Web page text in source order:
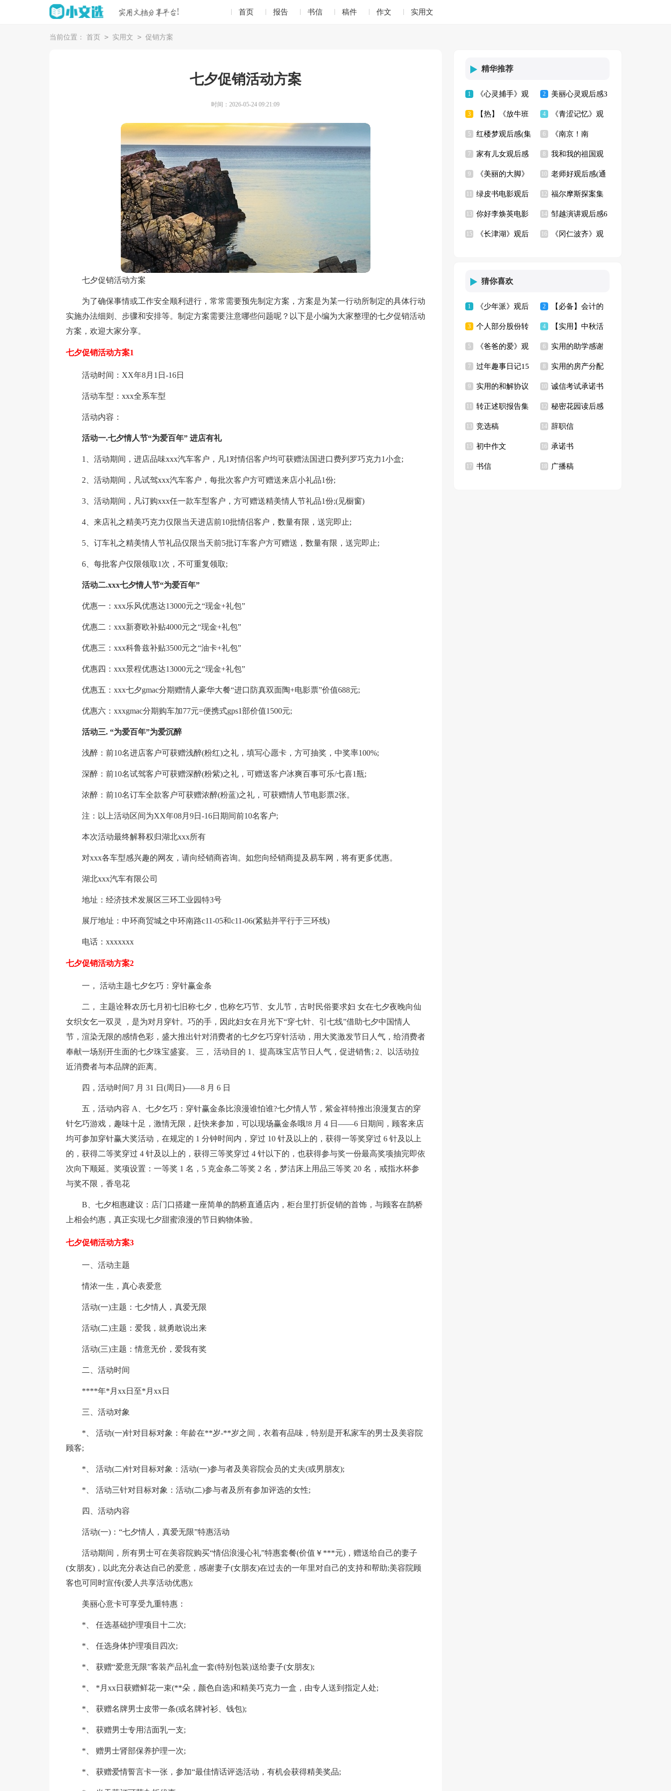
首页 报告 书信 稿件 作文 实用文
当前位置： 首页 > 实用文 > 促销方案
七夕促销活动方案
时间：2026-05-24 09:21:09
七夕促销活动方案
为了确保事情或工作安全顺利进行，常常需要预先制定方案，方案是为某一行动所制定的具体行动
实施办法细则、步骤和安排等。制定方案需要注意哪些问题呢？以下是小编为大家整理的七夕促销活动
方案，欢迎大家分享。
七夕促销活动方案1
活动时间：XX年8月1日-16日
活动车型：xxx全系车型
活动内容：
活动一.七夕情人节“为爱百年” 进店有礼
1、活动期间，进店品味xxx汽车客户，凡1对情侣客户均可获赠法国进口费列罗巧克力1小盒;
2、活动期间，凡试驾xxx汽车客户，每批次客户方可赠送来店小礼品1份;
3、活动期间，凡订购xxx任一款车型客户，方可赠送精美情人节礼品1份;(见橱窗)
4、来店礼之精美巧克力仅限当天进店前10批情侣客户，数量有限，送完即止;
5、订车礼之精美情人节礼品仅限当天前5批订车客户方可赠送，数量有限，送完即止;
6、每批客户仅限领取1次，不可重复领取;
活动二.xxx七夕情人节“为爱百年”
优惠一：xxx乐风优惠达13000元之“现金+礼包”
优惠二：xxx新赛欧补贴4000元之“现金+礼包”
优惠三：xxx科鲁兹补贴3500元之“油卡+礼包”
优惠四：xxx景程优惠达13000元之“现金+礼包”
优惠五：xxx七夕gmac分期赠情人豪华大餐“进口防真双面陶+电影票”价值688元;
优惠六：xxxgmac分期购车加77元=便携式gps1部价值1500元;
活动三. “为爱百年”为爱沉醉
浅醉：前10名进店客户可获赠浅醉(粉红)之礼，填写心愿卡，方可抽奖，中奖率100%;
深醉：前10名试驾客户可获赠深醉(粉紫)之礼，可赠送客户冰爽百事可乐/七喜1瓶;
浓醉：前10名订车全款客户可获赠浓醉(粉蓝)之礼，可获赠情人节电影票2张。
注：以上活动区间为XX年08月9日-16日期间前10名客户;
本次活动最终解释权归湖北xxx所有
对xxx各车型感兴趣的网友，请向经销商咨询。如您向经销商提及易车网，将有更多优惠。
湖北xxx汽车有限公司
地址：经济技术发展区三环工业园特3号
展厅地址：中环商贸城之中环南路c11-05和c11-06(紧贴并平行于三环线)
电话：xxxxxxx
七夕促销活动方案2
一， 活动主题七夕乞巧：穿针赢金条
二， 主题诠释农历七月初七旧称七夕，也称乞巧节、女儿节，古时民俗要求妇 女在七夕夜晚向仙
女织女乞一双灵 ，是为对月穿针。巧的手，因此妇女在月光下“穿七针、引七线”借助七夕中国情人
节，渲染无限的感情色彩，盛大推出针对消费者的七夕乞巧穿针活动，用大奖激发节日人气，给消费者
奉献一场别开生面的七夕珠宝盛宴。 三， 活动目的 1、提高珠宝店节日人气，促进销售; 2、以活动拉
近消费者与本品牌的距离。
四，活动时间7 月 31 日(周日)——8 月 6 日
五，活动内容 A、七夕乞巧：穿针赢金条比浪漫谁怕谁?七夕情人节，紫金祥特推出浪漫复古的穿
针乞巧游戏，趣味十足，激情无限，赶快来参加，可以现场赢金条哦!8 月 4 日——6 日期间，顾客来店
均可参加穿针赢大奖活动，在规定的 1 分钟时间内，穿过 10 针及以上的，获得一等奖穿过 6 针及以上
的，获得二等奖穿过 4 针及以上的，获得三等奖穿过 4 针以下的，也获得参与奖一份最高奖项抽完即依
次向下顺延。奖项设置：一等奖 1 名，5 克金条二等奖 2 名，梦洁床上用品三等奖 20 名，戒指水杯参
与奖不限，香皂花
B、七夕相惠建议：店门口搭建一座简单的鹊桥直通店内，柜台里打折促销的首饰，与顾客在鹊桥
上相会约惠，真正实现七夕甜蜜浪漫的节日购物体验。
七夕促销活动方案3
一、活动主题
情浓一生，真心表爱意
活动(一)主题：七夕情人，真爱无限
活动(二)主题：爱我，就勇敢说出来
活动(三)主题：情意无价，爱我有奖
二、活动时间
****年*月xx日至*月xx日
三、活动对象
*、 活动(一)针对目标对象：年龄在**岁-**岁之间，衣着有品味，特别是开私家车的男士及美容院
顾客;
*、 活动(二)针对目标对象：活动(一)参与者及美容院会员的丈夫(或男朋友);
*、 活动三针对目标对象：活动(二)参与者及所有参加评选的女性;
四、活动内容
活动(一)：“七夕情人，真爱无限”特惠活动
活动期间，所有男士可在美容院购买“情侣浪漫心礼”特惠套餐(价值￥***元)，赠送给自己的妻子
(女朋友)，以此充分表达自己的爱意，感谢妻子(女朋友)在过去的一年里对自己的支持和帮助;美容院顾
客也可同时宣传(爱人共享活动优惠);
美丽心意卡可享受九重特惠：
*、 任选基础护理项目十二次;
*、 任选身体护理项目四次;
*、 获赠“爱意无限”客装产品礼盒一套(特别包装)送给妻子(女朋友);
*、 *月xx日获赠鲜花一束(**朵，颜色自选)和精美巧克力一盒，由专人送到指定人处;
*、 获赠名牌男士皮带一条(或名牌衬衫、钱包);
*、 获赠男士专用洁面乳一支;
*、 赠男士肾部保养护理一次;
*、 获赠爱情誓言卡一张，参加“最佳情话评选活动，有机会获得精美奖品;
精华推荐
1 《心灵捕手》观
后感(14篇)
2 美丽心灵观后感3
篇
3 【热】《放牛班
的春天》观后感
4 《青涩记忆》观
后感
5 红楼梦观后感(集
锦13篇)
6 《南京！南
京！》观后感
7 家有儿女观后感
13篇
8 我和我的祖国观
后感(通用15篇)
9 《美丽的大脚》
观后感15篇
10 老师好观后感(通
用15篇)
绿皮书电影观后
感
12 福尔摩斯探案集
读书心得10篇
13 你好李焕英电影
观后感
14 邹越演讲观后感6
篇
15 《长津湖》观后 16 《冈仁波齐》观
猜你喜欢
1 《少年派》观后
感9篇
2 【必备】会计的
实习报告4篇
3 个人部分股份转
让的协议书
4 【实用】中秋活
动方案模板集锦6篇
5 《爸爸的爱》观
后感
6 实用的助学感谢
信模板集合六篇
7 过年趣事日记15
篇
8 实用的房产分配
协议书4篇
9 实用的和解协议
书汇编6篇
10 诚信考试承诺书
范文集合9篇
转正述职报告集
合15篇
12 秘密花园读后感
【推荐】
13 竞选稿 14 辞职信
15 初中作文 16 承诺书
17 书信 18 广播稿